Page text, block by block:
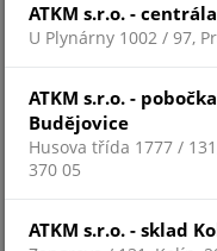
Pro zobrazení
ATKM s.r.o. -
U Plynárny 1002 / 97,
ATKM s.r.o. -
Budějovice
Husova třída 1777 /
370 05
ATKM s.r.o. - sklad